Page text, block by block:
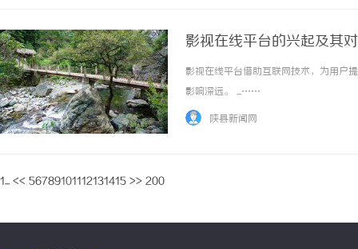
影视在线平台的兴起及其
影视在线平台借助互联网技术，为用户
影响深远。 ...……
陕县新闻网
1... << 56789101112131415 >> 200